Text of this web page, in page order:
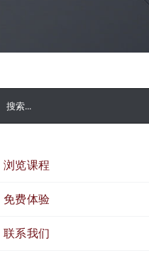
索：
浏览课程
免费体验
联系我们